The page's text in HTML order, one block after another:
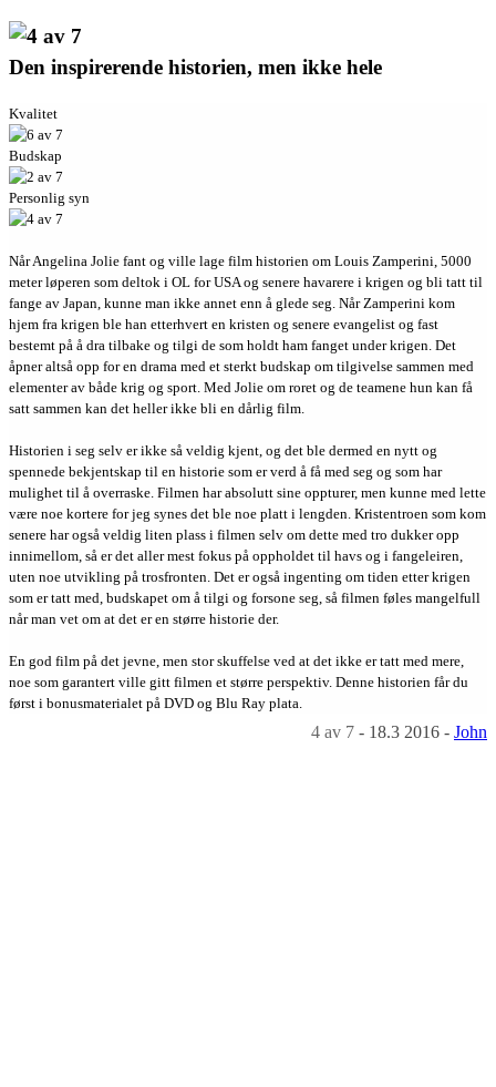
Den inspirerende historien, men ikke hele
Kvalitet
Budskap
Personlig syn
Når Angelina Jolie fant og ville lage film historien om Louis Zamperini, 5000
meter løperen som deltok i OL for USA og senere havarere i krigen og bli tatt til
fange av Japan, kunne man ikke annet enn å glede seg. Når Zamperini kom
hjem fra krigen ble han etterhvert en kristen og senere evangelist og fast
bestemt på å dra tilbake og tilgi de som holdt ham fanget under krigen. Det
åpner altså opp for en drama med et sterkt budskap om tilgivelse sammen med
elementer av både krig og sport. Med Jolie om roret og de teamene hun kan få
satt sammen kan det heller ikke bli en dårlig film.
Historien i seg selv er ikke så veldig kjent, og det ble dermed en nytt og
spennede bekjentskap til en historie som er verd å få med seg og som har
mulighet til å overraske. Filmen har absolutt sine oppturer, men kunne med lette
være noe kortere for jeg synes det ble noe platt i lengden. Kristentroen som kom
senere har også veldig liten plass i filmen selv om dette med tro dukker opp
innimellom, så er det aller mest fokus på oppholdet til havs og i fangeleiren,
uten noe utvikling på trosfronten. Det er også ingenting om tiden etter krigen
som er tatt med, budskapet om å tilgi og forsone seg, så filmen føles mangelfull
når man vet om at det er en større historie der.
En god film på det jevne, men stor skuffelse ved at det ikke er tatt med mere,
noe som garantert ville gitt filmen et større perspektiv. Denne historien får du
først i bonusmaterialet på DVD og Blu Ray plata.
4 av 7 - 18.3 2016 - John